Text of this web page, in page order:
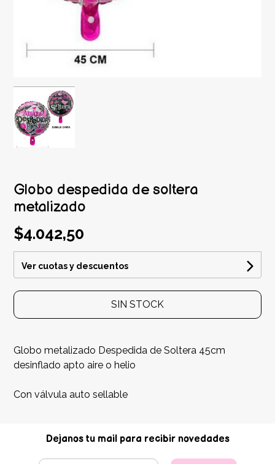
Globo despedida de soltera
metalizado
$4.042,50
Ver cuotas y descuentos
SIN STOCK
Globo metalizado Despedida de Soltera 45cm
desinflado apto aire o helio
Con válvula auto sellable
Dejanos tu mail para recibir novedades